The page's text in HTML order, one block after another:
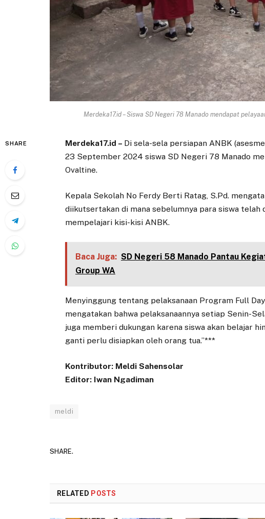
Merdeka17.id – Siswa SD Negeri 78 Manado mendapat
SHARE Merdeka17.id – Di sela-sela persiapan ANBK
23 September 2024 siswa SD Negeri 78 Manado
Ovaltine.
Kepala Sekolah No Ferdy Berti Ratag, S.Pd.
diikutsertakan di mana sebelumnya para siswa
mempelajari kisi-kisi ANBK.
Baca Juga: SD Negeri 58 Manado Pantau
Group WA
Menyinggung tentang pelaksanaan Program Full
mengatakan bahwa pelaksanaannya setiap Senin-
juga memberi dukungan karena siswa akan belajar
ganti perlu disiapkan oleh orang tua.”***
Kontributor: Meldi Sahensolar
Editor: Iwan Ngadiman
meldi
SHARE.
RELATED POSTS